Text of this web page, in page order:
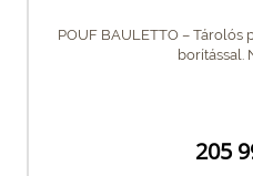
POUF BAULETTO –
borítással.
205